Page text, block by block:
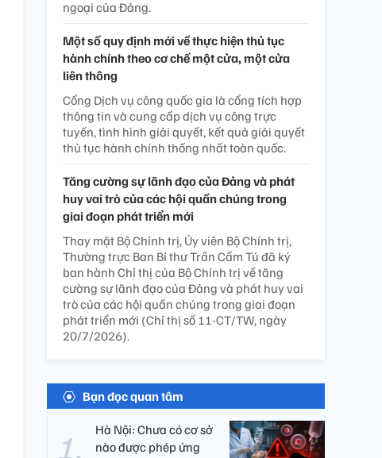
ngoại của Đảng.
Một số quy định mới về thực hiện thủ tục
hành chính theo cơ chế một cửa, một cửa
liên thông
Cổng Dịch vụ công quốc gia là cổng tích hợp
thông tin và cung cấp dịch vụ công trực
tuyến, tình hình giải quyết, kết quả giải quyết
thủ tục hành chính thống nhất toàn quốc.
Tăng cường sự lãnh đạo của Đảng và phát
huy vai trò của các hội quần chúng trong
giai đoạn phát triển mới
Thay mặt Bộ Chính trị, Ủy viên Bộ Chính trị,
Thường trực Ban Bí thư Trần Cẩm Tú đã ký
ban hành Chỉ thị của Bộ Chính trị về tăng
cường sự lãnh đạo của Đảng và phát huy vai
trò của các hội quần chúng trong giai đoạn
phát triển mới (Chỉ thị số 11-CT/TW, ngày
20/7/2026).
Bạn đọc quan tâm
Hà Nội: Chưa có cơ sở
nào được phép ứng